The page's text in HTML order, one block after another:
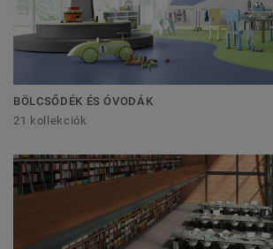
BÖLCSŐDÉK ÉS ÓVODÁK
21 kollekciók